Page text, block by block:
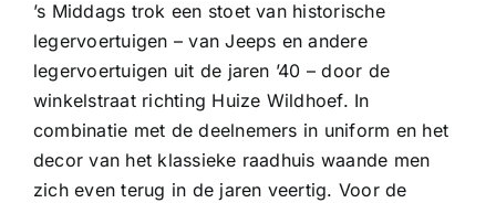
’s Middags trok een stoet van historische
legervoertuigen – van Jeeps en andere
legervoertuigen uit de jaren ’40 – door de
winkelstraat richting Huize Wildhoef. In
combinatie met de deelnemers in uniform en het
decor van het klassieke raadhuis waande men
zich even terug in de jaren veertig. Voor de